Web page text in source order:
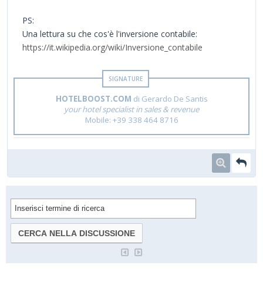
PS:
Una lettura su che cos'è l'inversione contabile:
https://it.wikipedia.org/wiki/Inversione_contabile
HOTELBOOST.COM di Gerardo De Santis
your hotel specialist in sales & revenue
Mobile: +39 338 464 8716